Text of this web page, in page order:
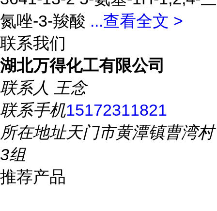
氮唑-3-羧酸 ...查看全文 >
联系我们
湖北万得化工有限公司
联系人 王念
联系手机15172311821
所在地址天门市黄潭镇曹湾村
3组
推荐产品